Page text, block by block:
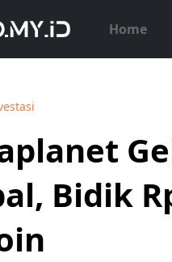
Home
Bidik